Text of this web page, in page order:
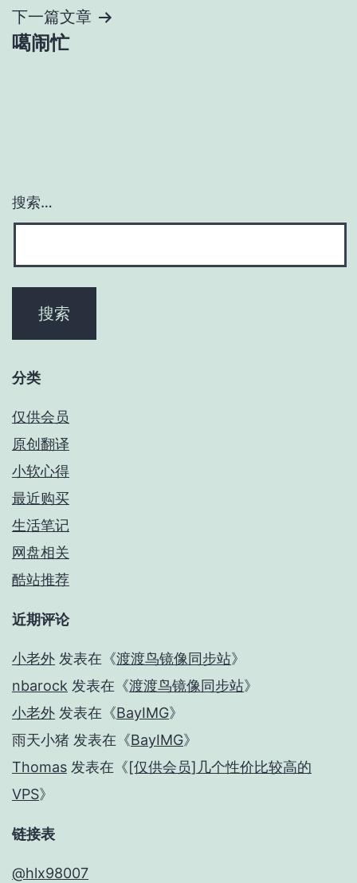
导
航
下一篇文章
噶闹忙
搜索…
分类
仅供会员
原创翻译
小软心得
最近购买
生活笔记
网盘相关
酷站推荐
近期评论
小老外 发表在《渡渡鸟镜像同步站》
nbarock 发表在《渡渡鸟镜像同步站》
小老外 发表在《BayIMG》
雨天小猪 发表在《BayIMG》
Thomas 发表在《[仅供会员]几个性价比较高的
VPS》
链接表
@hlx98007